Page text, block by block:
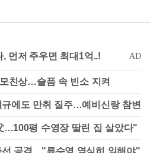
친상…슬픔 속 빈소 지켜
에도 만취 질주…예비신랑 참변
…100평 수영장 딸린 집 살았다"